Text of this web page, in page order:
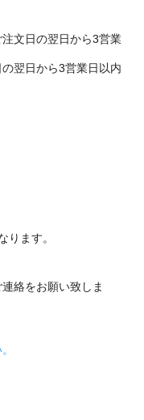
文日の翌日から3営業
翌日から3営業日以内
ります。
絡をお願い致しま